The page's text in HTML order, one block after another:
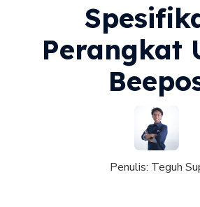
Perangkat
Penulis: Teguh